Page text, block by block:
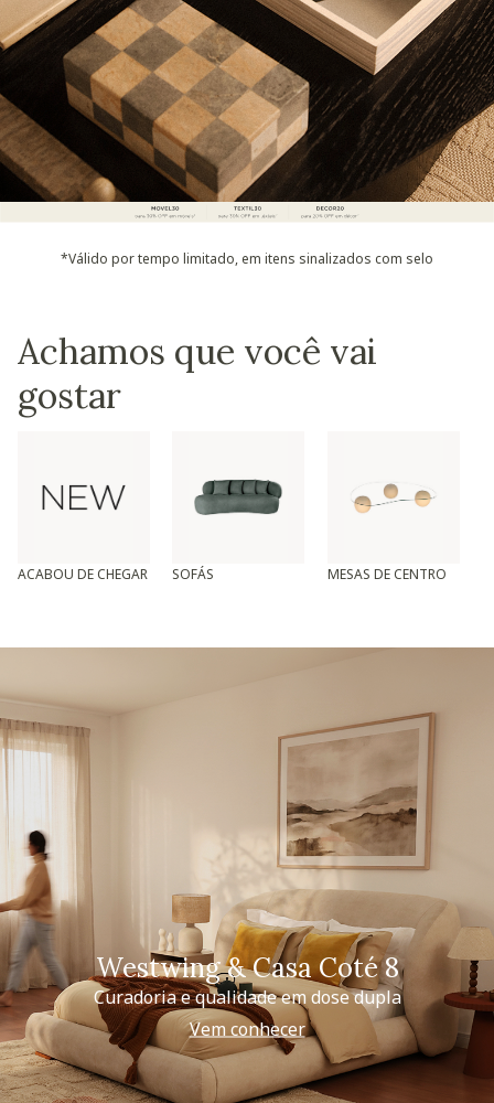
*Válido por tempo limitado, em itens sinalizados com selo
Achamos que você vai
gostar
ACABOU DE CHEGAR SOFÁS MESAS DE CENTRO
Westwing & Casa Coté 8
Curadoria e qualidade em dose dupla
Vem conhecer